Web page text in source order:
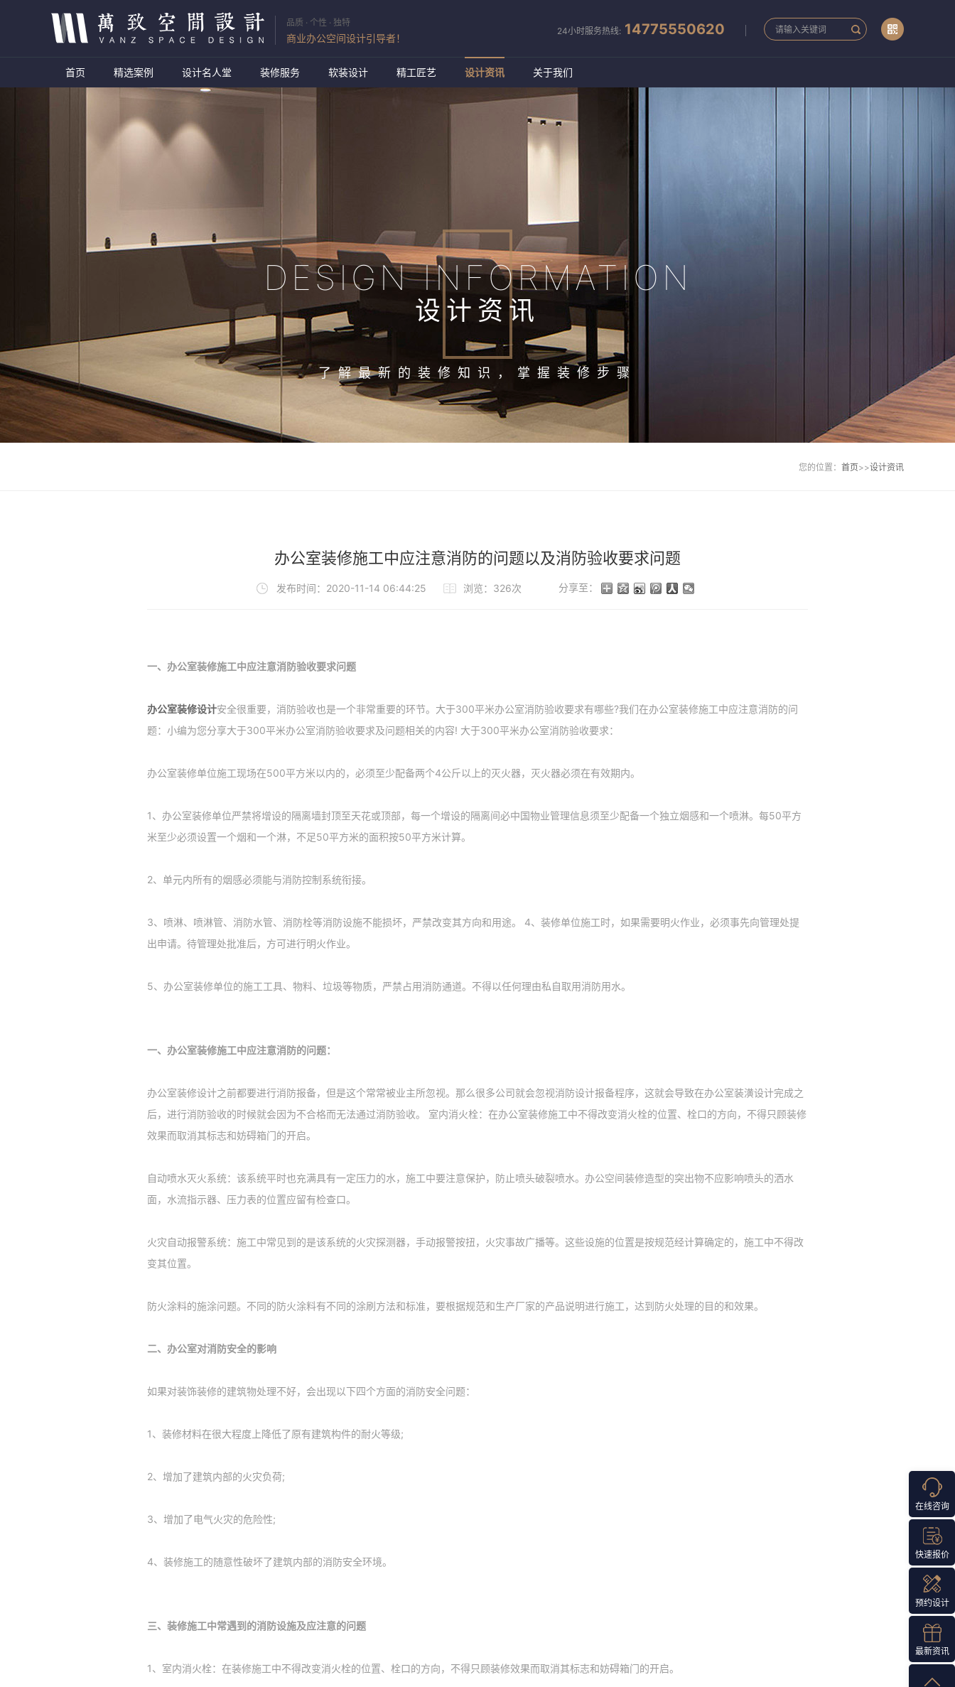
品质 · 个性 · 独特
商业办公空间设计引导者！
24小时服务热线: 14775550620
首页 精选案例 设计名人堂 装修服务 软装设计 精工匠艺 设计资讯 关于我们
DESIGN INFORMATION
设计资讯
了解最新的装修知识，掌握装修步骤
您的位置： 首页>>设计资讯
办公室装修施工中应注意消防的问题以及消防验收要求问题
发布时间：2020-11-14 06:44:25 浏览：326次 分享至：
一、办公室装修施工中应注意消防验收要求问题
办公室装修设计安全很重要，消防验收也是一个非常重要的环节。大于300平米办公室消防验收要求有哪些?我们在办公室装修施工中应注意消防的问
题：小编为您分享大于300平米办公室消防验收要求及问题相关的内容! 大于300平米办公室消防验收要求：
办公室装修单位施工现场在500平方米以内的，必须至少配备两个4公斤以上的灭火器，灭火器必须在有效期内。
1、办公室装修单位严禁将增设的隔离墙封顶至天花或顶部，每一个增设的隔离间必中国物业管理信息须至少配备一个独立烟感和一个喷淋。每50平方
米至少必须设置一个烟和一个淋，不足50平方米的面积按50平方米计算。
2、单元内所有的烟感必须能与消防控制系统衔接。
3、喷淋、喷淋管、消防水管、消防栓等消防设施不能损坏，严禁改变其方向和用途。 4、装修单位施工时，如果需要明火作业，必须事先向管理处提
出申请。待管理处批准后，方可进行明火作业。
5、办公室装修单位的施工工具、物料、垃圾等物质，严禁占用消防通道。不得以任何理由私自取用消防用水。
一、办公室装修施工中应注意消防的问题：
办公室装修设计之前都要进行消防报备，但是这个常常被业主所忽视。那么很多公司就会忽视消防设计报备程序，这就会导致在办公室装潢设计完成之
后，进行消防验收的时候就会因为不合格而无法通过消防验收。 室内消火栓：在办公室装修施工中不得改变消火栓的位置、栓口的方向，不得只顾装修
效果而取消其标志和妨碍箱门的开启。
自动喷水灭火系统：该系统平时也充满具有一定压力的水，施工中要注意保护，防止喷头破裂喷水。办公空间装修造型的突出物不应影响喷头的洒水
面，水流指示器、压力表的位置应留有检查口。
火灾自动报警系统：施工中常见到的是该系统的火灾探测器，手动报警按扭，火灾事故广播等。这些设施的位置是按规范经计算确定的，施工中不得改
变其位置。
防火涂料的施涂问题。不同的防火涂料有不同的涂刷方法和标准，要根据规范和生产厂家的产品说明进行施工，达到防火处理的目的和效果。
二、办公室对消防安全的影响
如果对装饰装修的建筑物处理不好，会出现以下四个方面的消防安全问题：
1、装修材料在很大程度上降低了原有建筑构件的耐火等级;
2、增加了建筑内部的火灾负荷;
3、增加了电气火灾的危险性;
4、装修施工的随意性破坏了建筑内部的消防安全环境。
三、装修施工中常遇到的消防设施及应注意的问题
1、室内消火栓：在装修施工中不得改变消火栓的位置、栓口的方向，不得只顾装修效果而取消其标志和妨碍箱门的开启。
在线咨询
快速报价
预约设计
最新资讯